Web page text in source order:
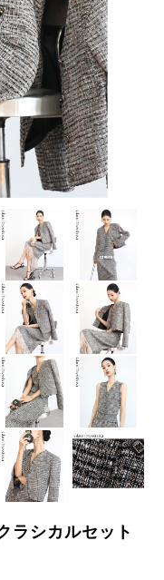
ラシカルセット